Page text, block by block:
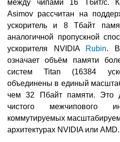
между чипами 16 Тбит/с.
Asimov рассчитан на
ускоритель и 8 Тбайт
аналогичной пропускной
ускорителя NVIDIA Rubin. В
означает объём памяти
систем Titan (16384
объединены в единый
чем 32 Пбайт памяти. Это
чистого межчипового
коммутируемых
архитектурах NVIDIA или AMD.